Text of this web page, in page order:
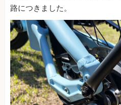
路につきました。